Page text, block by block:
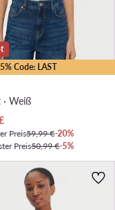
Code: LAST
· Weiß
Preis
Preis59,99 €-20%
Preis50,99 €-5%